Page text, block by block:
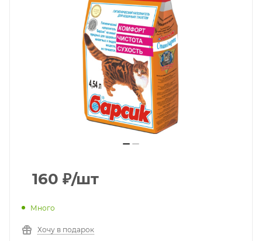
160 ₽/шт
Много
Хочу в подарок